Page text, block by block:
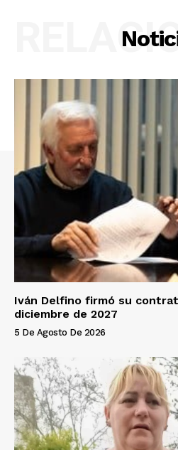
Iván Delfino firmó su
diciembre de 2027
5 De Agosto De 2026